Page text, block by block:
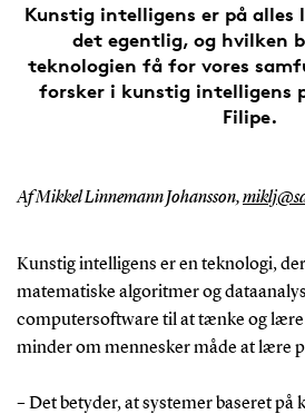
Kunstig intelligens er på alles
det egentlig, og hvilken
teknologien få for vores
forsker i kunstig intelligens
Filipe.
Af Mikkel Linnemann Johansson,
Kunstig intelligens er en teknologi,
matematiske algoritmer og
computersoftware til at tænke og lære
minder om mennesker måde at lære
– Det betyder, at systemer baseret på